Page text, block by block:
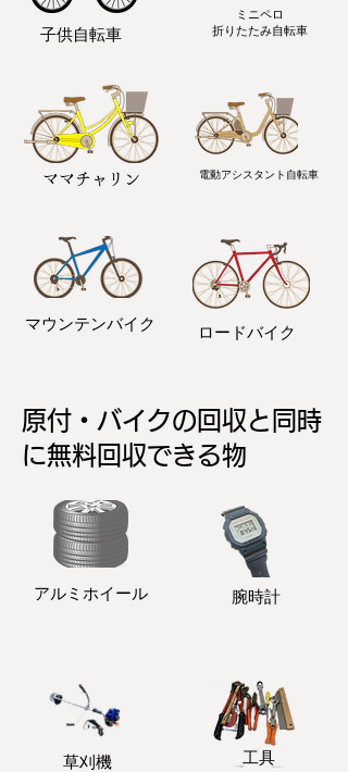
子供自転車
ミニペロ
​折りたたみ自転車
ママチャリン 電動アシスタント自転車
マウンテンバイク ロードバイク
原付・バイクの回収と同時
に無料回収できる物
アルミホイール ​腕時計
​草刈機 ​工具